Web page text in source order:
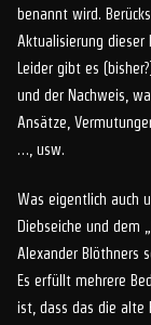
benannt wird.
Aktualisierung dieser
Leider gibt es
und der Nachweis,
Ansätze,
…, usw.
Was eigentlich auch
Diebseiche und dem
Alexander Blöthners
Es erfüllt mehrere
ist, dass das die alte